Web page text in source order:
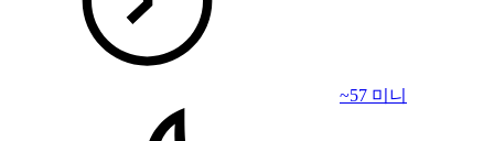
~57 미니